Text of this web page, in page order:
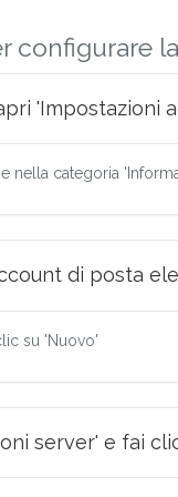
configurare
'Impostazioni
nella categoria
di posta
su 'Nuovo'
server' e fai